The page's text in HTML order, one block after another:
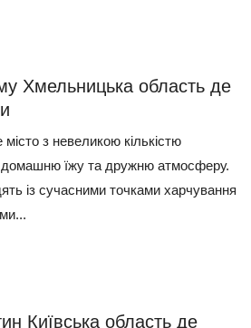
Хмельницька область де
з невеликою кількістю
домашню їжу та дружню атмосферу.
із сучасними точками харчування
Київська область де